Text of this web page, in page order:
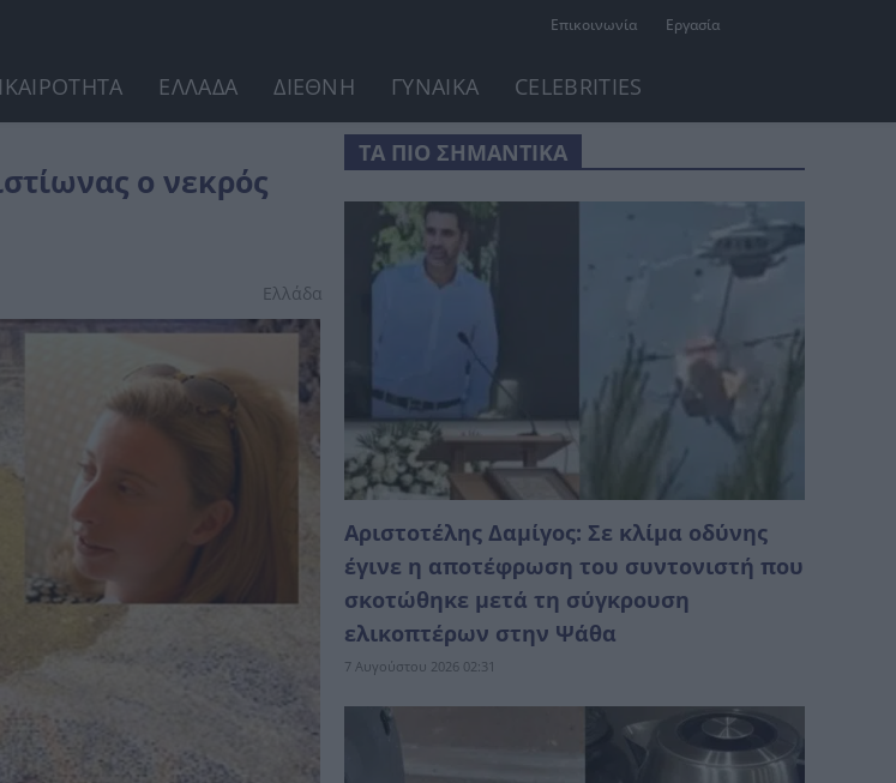
Επικοινωνία Εργασία
ΕΛΛΑΔΑ ΔΙΕΘΝΗ ΓΥΝΑΙΚΑ CELEBRITIES
ο νεκρός
Ελλάδα
ΤΑ ΠΙΟ ΣΗΜΑΝΤΙΚΑ
Αριστοτέλης Δαμίγος: Σε κλίμα οδύνης
έγινε η αποτέφρωση του συντονιστή που
σκοτώθηκε μετά τη σύγκρουση
ελικοπτέρων στην Ψάθα
7 Αυγούστου 2026 02:31